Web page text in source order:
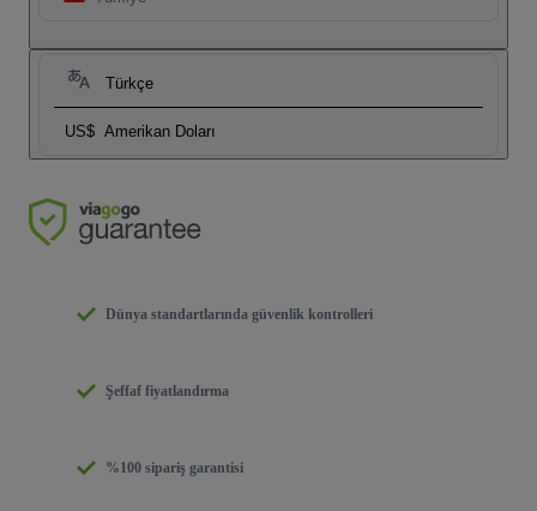
Türkçe
US$ Amerikan Doları
Dünya standartlarında güvenlik kontrolleri
Şeffaf fiyatlandırma
%100 sipariş garantisi